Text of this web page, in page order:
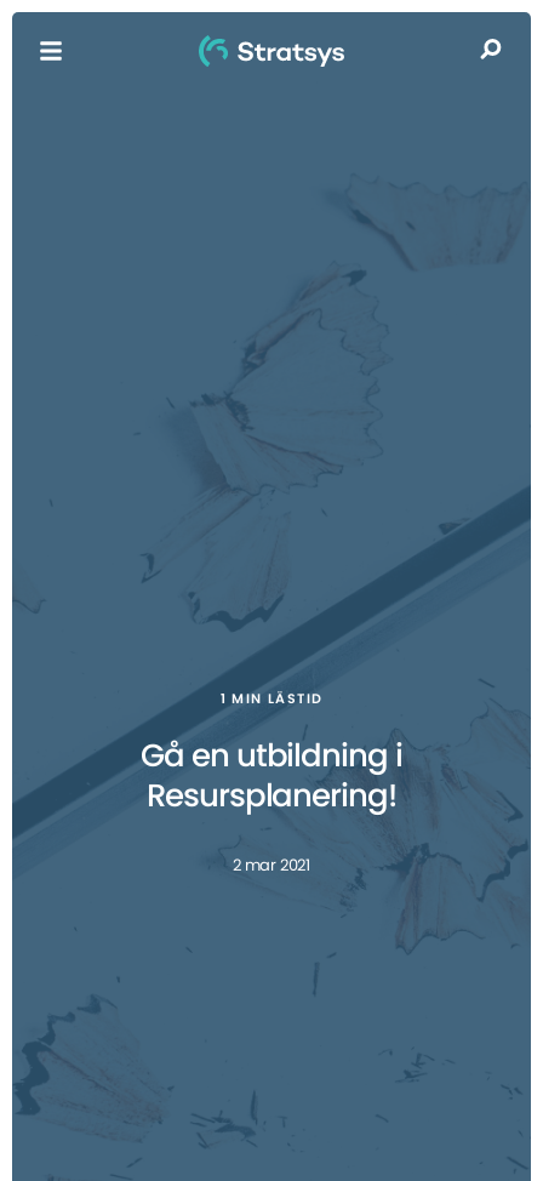
1 MIN LÄSTID
Gå en utbildning i
Resursplanering!
2 mar 2021